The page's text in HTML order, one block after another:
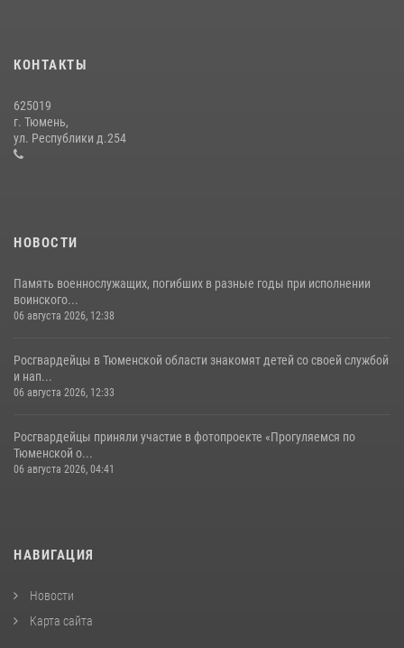
Росгвардейцы в День семьи, любви и верности оказали помощь
жителям Тюмени, оказавшимся в сложной жизненной ситуации
08 июля 2026, 09:38
КОНТАКТЫ
625019
г. Тюмень,
ул. Республики д.254
НОВОСТИ
Память военнослужащих, погибших в разные годы при исполнении
воинского...
06 августа 2026, 12:38
Росгвардейцы в Тюменской области знакомят детей со своей службой
и нап...
06 августа 2026, 12:33
Росгвардейцы приняли участие в фотопроекте «Прогуляемся по
Тюменской о...
06 августа 2026, 04:41
НАВИГАЦИЯ
Новости
Карта сайта